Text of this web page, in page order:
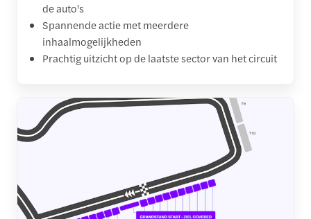
de auto's
Spannende actie met meerdere
inhaalmogelijkheden
Prachtig uitzicht op de laatste sector van het circuit